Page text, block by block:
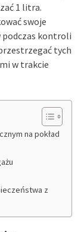
1 litra.
swoje
podczas kontroli
tych
w trakcie
na pokład
z